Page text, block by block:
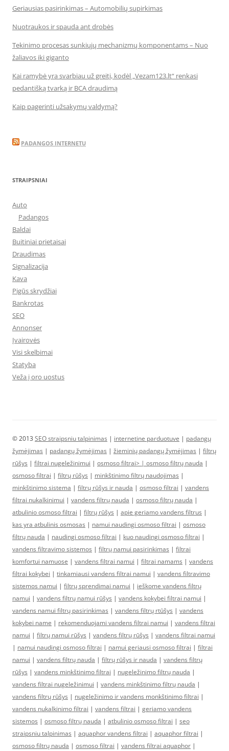
Geriausias pasirinkimas – Automobilių supirkimas
Nuotraukos ir spauda ant drobės
Tekinimo procesas sunkiųjų mechanizmų komponentams – Nuo
žaliavos iki giganto
Kai ramybė yra svarbiau už greitį, kodėl „Vezam123.lt“ renkasi
pedantišką tvarką ir BCA draudimą
Kaip pagerinti užsakymų valdymą?
PADANGOS INTERNETU
STRAIPSNIAI
Auto
Padangos
Baldai
Buitiniai prietaisai
Draudimas
Signalizacija
Kava
Pigūs skrydžiai
Bankrotas
SEO
Annonser
Įvairovės
Visi skelbimai
Statyba
Veža į oro uostus
© 2013 SEO straipsniu talpinimas | internetine parduotuve | padangų
žymėjimas | padangų žymėjimas | žieminių padangų žymėjimas | filtrų
rūšys | filtrai nugeležinimui | osmoso filtrai> | osmoso filtrų nauda |
osmoso filtrai | filtrų rūšys | minkštinimo filtrų naudojimas |
minkštinimo sistema | filtrų rūšys ir nauda | osmoso filtrai | vandens
filtrai nukalkinimui | vandens filtrų nauda | osmoso filtrų nauda |
atbulinio osmoso filtrai | filtrų rūšys | apie geriamo vandens filtrus |
kas yra atbulinis osmosas | namui naudingi osmoso filtrai | osmoso
filtrų nauda | naudingi osmoso filtrai | kuo naudingi osmoso filtrai |
vandens filtravimo sistemos | filtrų namui pasirinkimas | filtrai
komfortui namuose | vandens filtrai namui | filtrai namams | vandens
filtrai kokybei | tinkamiausi vandens filtrai namui | vandens filtravimo
sistemos namui | filtrų sprendimai namui | ieškome vandens filtrų
namui | vandens filtrų namui rūšys | vandens kokybei filtrai namui |
vandens namui filtrų pasirinkimas | vandens filtrų rtūšys | vandens
kokybei name | rekomenduojami vandens filtrai namui | vandens filtrai
namui | filtrų namui rūšys | vandens filtrų rūšys | vandens filtrai namui
| namui naudingi osmoso filtrai | namui geriausi osmoso filtrai | filtrai
namui | vandens filtrų nauda | filtrų rūšys ir nauda | vandens filtrų
rūšys | vandens minkštinimo filtrai | nugeležinimo filtrų nauda |
vandens filtrai nugeležinimui | vandens minkštinimo filtrų nauda |
vandens filtrų rūšys | nugeležinimo ir vandens monkštinimo filtrai |
vandens nukalkinimo filtrai | vandens filtrai | geriamo vandens
sistemos | osmoso filtrų nauda | atbulinio osmoso filtrai | seo
straipsniu talpinimas | aquaphor vandens filtrai | aquaphor filtrai |
osmoso filtrų nauda | osmoso filtrai | vandens filtrai aquaphor |